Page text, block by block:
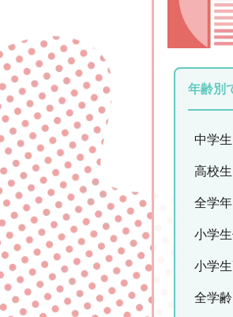
年齢別
中学生
高校生
全学年
小学
小学
全学齢